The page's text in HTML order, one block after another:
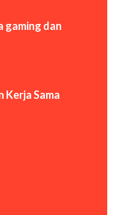
gaming dan
Kerja Sama